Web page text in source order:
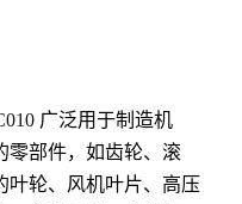
广泛用于制造机
零部件，如齿轮、滚
叶轮、风机叶片、高压